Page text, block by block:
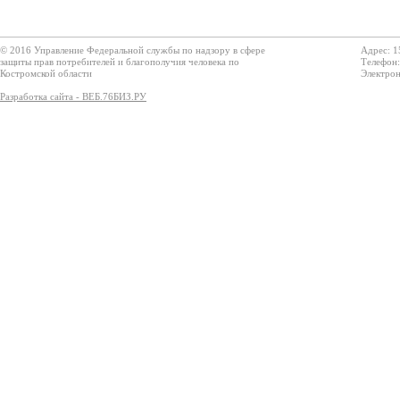
© 2016 Управление Федеральной службы по надзору в сфере
защиты прав потребителей и благополучия человека по
Костромской области
Разработка сайта - ВЕБ.76БИЗ.РУ
Адрес: